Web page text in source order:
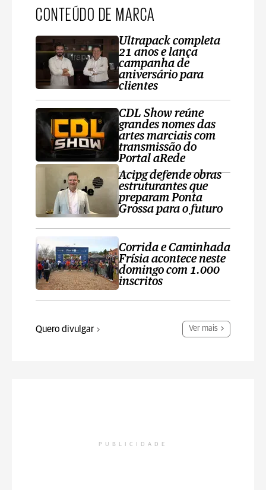
CONTEÚDO DE MARCA
Ultrapack completa
21 anos e lança
campanha de
aniversário para
clientes
CDL Show reúne
grandes nomes das
artes marciais com
transmissão do
Portal aRede
Acipg defende obras
estruturantes que
preparam Ponta
Grossa para o futuro
Corrida e Caminhada
Frísia acontece neste
domingo com 1.000
inscritos
Quero divulgar Ver mais
PUBLICIDADE